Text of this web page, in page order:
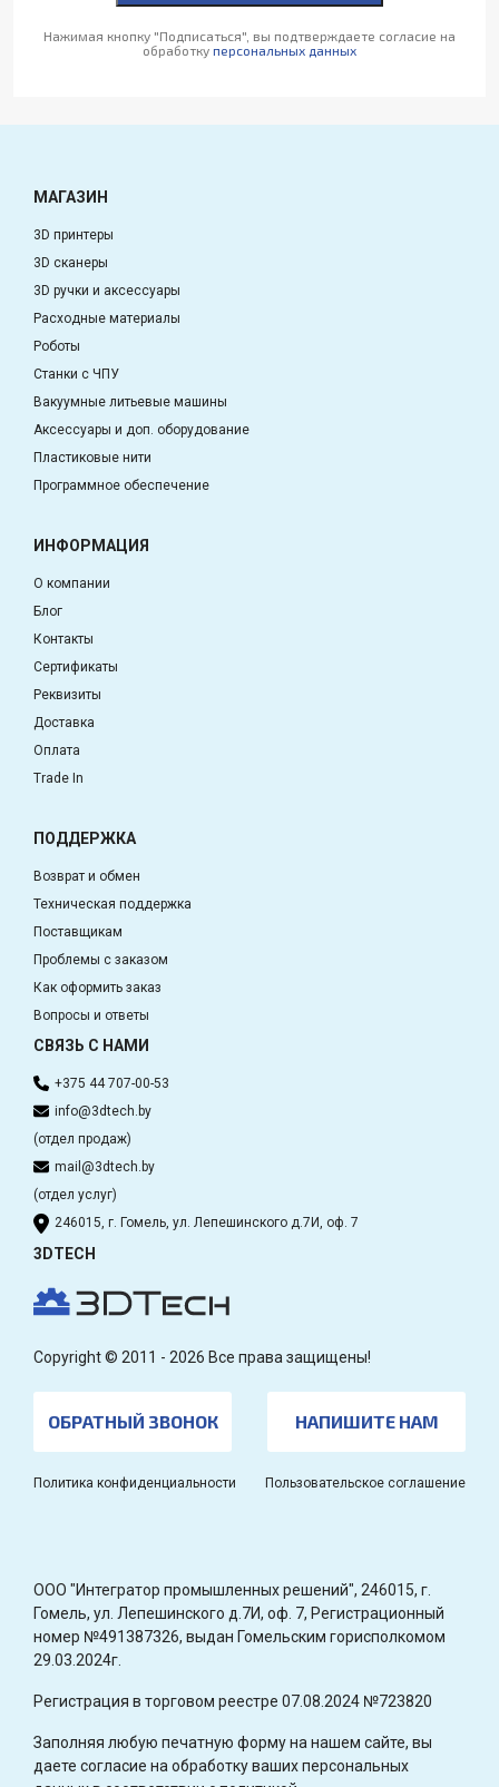
Нажимая кнопку "Подписаться", вы подтверждаете согласие на
обработку персональных данных
МАГАЗИН
3D принтеры
3D сканеры
3D ручки и аксессуары
Расходные материалы
Роботы
Станки с ЧПУ
Вакуумные литьевые машины
Аксессуары и доп. оборудование
Пластиковые нити
Программное обеспечение
ИНФОРМАЦИЯ
О компании
Блог
Контакты
Сертификаты
Реквизиты
Доставка
Оплата
Trade In
ПОДДЕРЖКА
Возврат и обмен
Техническая поддержка
Поставщикам
Проблемы с заказом
Как оформить заказ
Вопросы и ответы
СВЯЗЬ С НАМИ
+375 44 707-00-53
info@3dtech.by
(отдел продаж)
mail@3dtech.by
(отдел услуг)
246015, г. Гомель, ул. Лепешинского д.7И, оф. 7
3DTECH
Copyright © 2011 - 2026 Все права защищены!
ОБРАТНЫЙ ЗВОНОК НАПИШИТЕ НАМ
Политика конфиденциальности Пользовательское соглашение
OOO "Интегратор промышленных решений", 246015, г.
Гомель, ул. Лепешинского д.7И, оф. 7, Регистрационный
номер №491387326, выдан Гомельским горисполкомом
29.03.2024г.
Регистрация в торговом реестре 07.08.2024 №723820
Заполняя любую печатную форму на нашем сайте, вы
даете согласие на обработку ваших персональных